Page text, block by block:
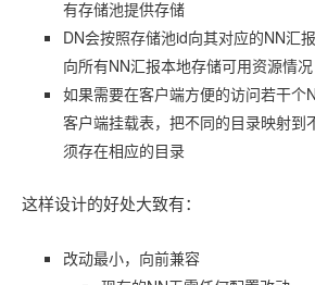
有存储池提供存储
DN会按照存储池id向其对应的NN汇
向所有NN汇报本地存储可用资源情况
如果需要在客户端方便的访问若干个
客户端挂载表，把不同的目录映射到
须存在相应的目录
这样设计的好处大致有：
改动最小，向前兼容